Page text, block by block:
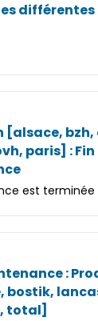
[alsace, bzh,
paris] : Fin
est terminée
:
bostik,
total]